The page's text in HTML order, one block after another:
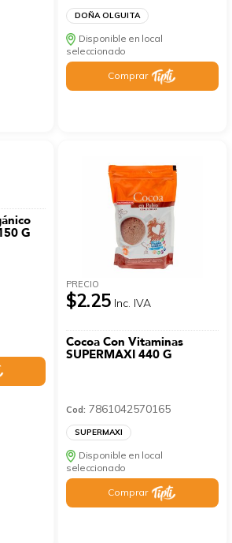
DOÑA OLGUITA
Disponible en local
seleccionado
Comprar
G
PRECIO
$2.25 Inc. IVA
Cocoa Con Vitaminas
SUPERMAXI 440 G
Cod: 7861042570165
SUPERMAXI
Disponible en local
seleccionado
Comprar